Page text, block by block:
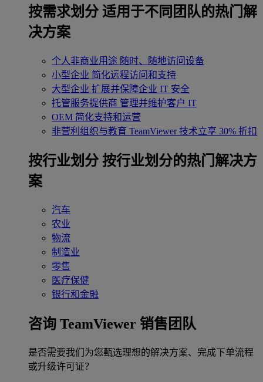
按需求划分 适用于不同团队的热门解
决方案
个人非商业用途 随时、随地访问设备
小型企业 简化远程访问和支持
大型企业 扩展并保障企业 IT 安全
托管服务提供商 管理并维护客户 IT
OEM 简化支持和运营
非营利组织与教育 TeamViewer 技术立享 30% 折扣
‌按行业划分 按行业划分的热门解决方
案
汽车
农业
物流
制造业
零售
医疗保健
银行和金融
咨询 TeamViewer 销售团队
是否需要我们为您甄选理想的解决方案、完成下单流程
或升级许可证？